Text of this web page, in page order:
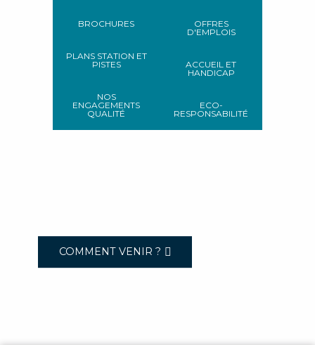
BROCHURES
PLANS STATION ET
PISTES
NOS
ENGAGEMENTS
QUALITÉ
OFFRES
D'EMPLOIS
ACCUEIL ET
HANDICAP
ECO-
RESPONSABILITÉ
COMMENT VENIR ?